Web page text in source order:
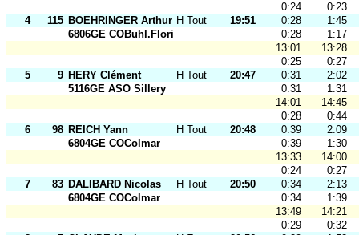
0:24
0:23
4
115 BOEHRINGER Arthur H Tout Ages19:51 0:28
1:45
6806GE COBuhl.Florival
0:28
1:17
13:01
13:28
0:25
0:27
5
9 HERY Clément H Tout Ages20:47 0:31
2:02
5116GE ASO Sillery
0:31
1:31
14:01
14:45
0:28
0:44
6
98 REICH Yann H Tout Ages20:48 0:39
2:09
6804GE COColmar
0:39
1:30
13:33
14:00
0:24
0:27
7
83 DALIBARD Nicolas H Tout Ages20:50 0:34
2:13
6804GE COColmar
0:34
1:39
13:49
14:21
0:29
0:32